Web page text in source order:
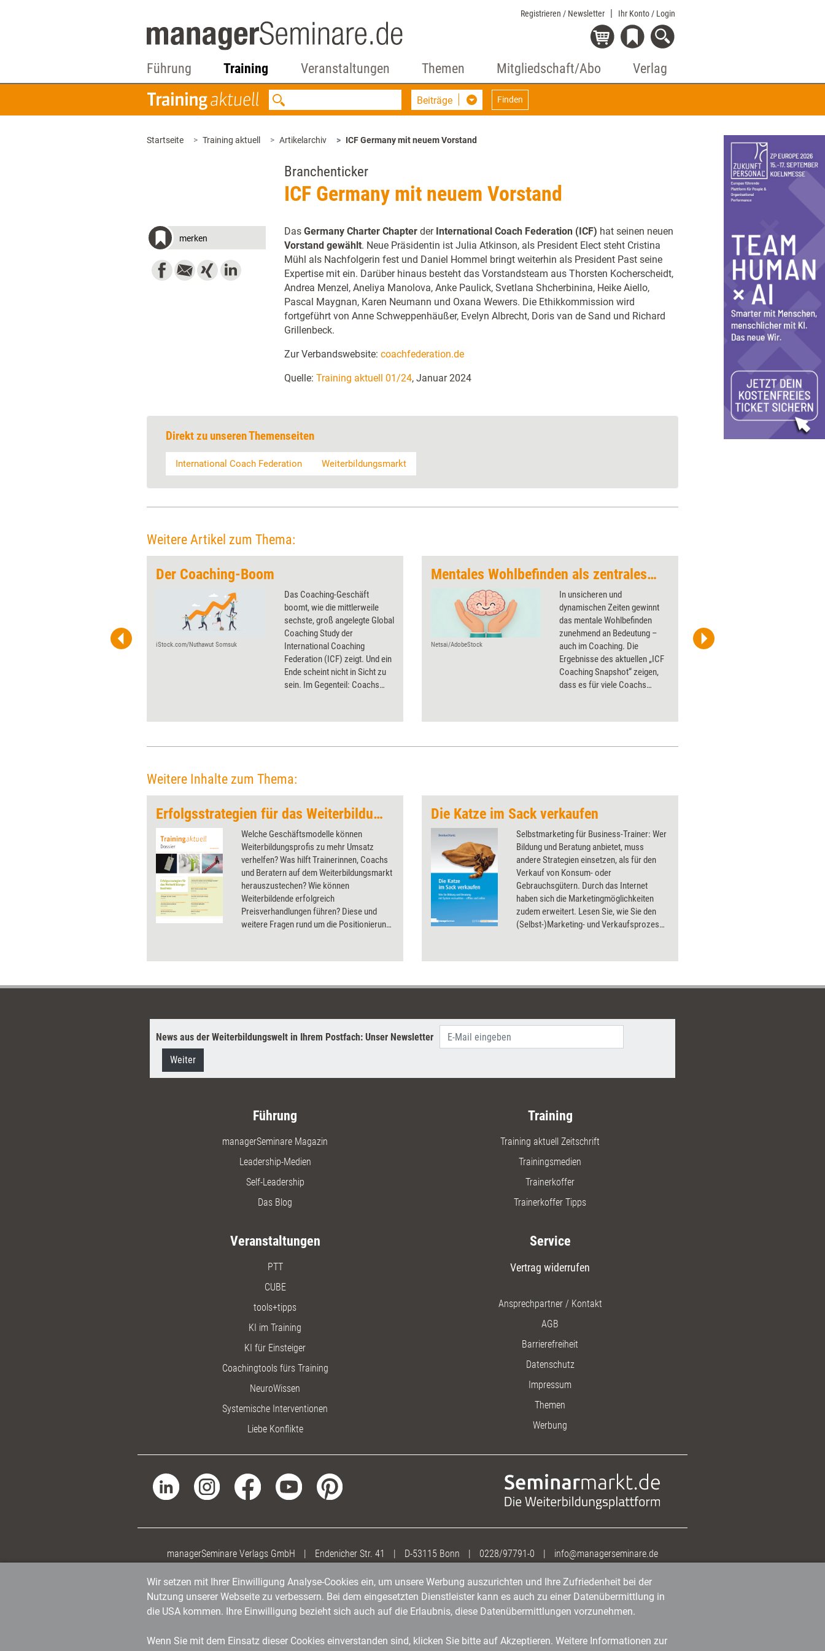
Registrieren / Newsletter Ihr Konto / Login
Führung Training Veranstaltungen Themen Mitgliedschaft/Abo Verlag
Beiträge Finden
Startseite Training aktuell Artikelarchiv ICF Germany mit neuem Vorstand
Branchenticker
ICF Germany mit neuem Vorstand
merken
Das Germany Charter Chapter der International Coach Federation (ICF) hat seinen neuen
Vorstand gewählt. Neue Präsidentin ist Julia Atkinson, als President Elect steht Cristina
Mühl als Nachfolgerin fest und Daniel Hommel bringt weiterhin als President Past seine
Expertise mit ein. Darüber hinaus besteht das Vorstandsteam aus Thorsten Kocherscheidt,
Andrea Menzel, Aneliya Manolova, Anke Paulick, Svetlana Shcherbinina, Heike Aiello,
Pascal Maygnan, Karen Neumann und Oxana Wewers. Die Ethikkommission wird
fortgeführt von Anne Schweppenhäußer, Evelyn Albrecht, Doris van de Sand und Richard
Grillenbeck.
Zur Verbandswebsite: coachfederation.de
Quelle: Training aktuell 01/24, Januar 2024
Direkt zu unseren Themenseiten
International Coach Federation Weiterbildungsmarkt
Weitere Artikel zum Thema:
Der Coaching-Boom
iStock.com/Nuthawut Somsuk
Das Coaching-Geschäft
boomt, wie die mittlerweile
sechste, groß angelegte Global
Coaching Study der
International Coaching
Federation (ICF) zeigt. Und ein
Ende scheint nicht in Sicht zu
sein. Im Gegenteil: Coachs
und nehmen deshalb die
Qualifizierungen und Angebote
Mentales Wohlbefinden als zentrales Coaching-Thema
Netsai/AdobeStock
In unsicheren und
dynamischen Zeiten gewinnt
das mentale Wohlbefinden
zunehmend an Bedeutung –
auch im Coaching. Die
Ergebnisse des aktuellen „ICF
Coaching Snapshot“ zeigen,
dass es für viele Coachs
geworden ist. Viele Coachs
gut aufgestellt, sehen sich aber
Image Source
Weitere Inhalte zum Thema:
Erfolgsstrategien für das Weiterbildungsbusiness
Welche Geschäftsmodelle können
Weiterbildungsprofis zu mehr Umsatz
verhelfen? Was hilft Trainerinnen, Coachs
und Beratern auf dem Weiterbildungsmarkt
herauszustechen? Wie können
Weiterbildende erfolgreich
Preisverhandlungen führen? Diese und
weitere Fragen rund um die Positionierung
dieses Dossier.
Die Katze im Sack verkaufen
Selbstmarketing für Business-Trainer: Wer
Bildung und Beratung anbietet, muss
andere Strategien einsetzen, als für den
Verkauf von Konsum- oder
Gebrauchsgütern. Durch das Internet
haben sich die Marketingmöglichkeiten
zudem erweitert. Lesen Sie, wie Sie den
(Selbst-)Marketing- und Verkaufsprozess
Sie sich mit System Ihren Markt
News aus der Weiterbildungswelt in Ihrem Postfach: Unser Newsletter
Weiter
Führung
managerSeminare Magazin
Leadership-Medien
Self-Leadership
Das Blog
Training
Training aktuell Zeitschrift
Trainingsmedien
Trainerkoffer
Trainerkoffer Tipps
Veranstaltungen
PTT
CUBE
tools+tipps
KI im Training
KI für Einsteiger
Coachingtools fürs Training
NeuroWissen
Systemische Interventionen
Liebe Konflikte
Service
Vertrag widerrufen
Ansprechpartner / Kontakt
AGB
Barrierefreiheit
Datenschutz
Impressum
Themen
Werbung
managerSeminare Verlags GmbH | Endenicher Str. 41 | D-53115 Bonn | 0228/97791-0 | info@managerseminare.de
Wir setzen mit Ihrer Einwilligung Analyse-Cookies ein, um unsere Werbung auszurichten und Ihre Zufriedenheit bei der
Nutzung unserer Webseite zu verbessern. Bei dem eingesetzten Dienstleister kann es auch zu einer Datenübermittlung in
die USA kommen. Ihre Einwilligung bezieht sich auch auf die Erlaubnis, diese Datenübermittlungen vorzunehmen.
Wenn Sie mit dem Einsatz dieser Cookies einverstanden sind, klicken Sie bitte auf Akzeptieren. Weitere Informationen zur